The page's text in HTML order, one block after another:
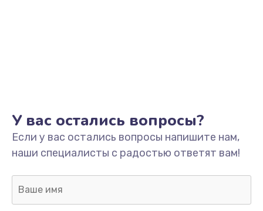
Замена микрофона
500 руб.
Заказать
Замена аккумулятора
У вас остались вопросы?
Если у вас остались вопросы напишите нам,
наши специалисты с радостью ответят вам!